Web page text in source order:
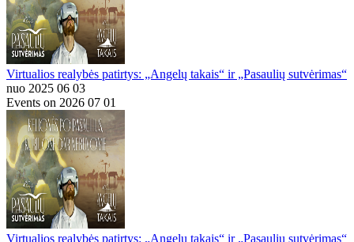
Virtualios realybės patirtys: „Angelų takais“ ir „Pasaulių sutvėrimas“
nuo 2025 06 03
Events on 2026 07 01
Virtualios realybės patirtys: „Angelų takais“ ir „Pasaulių sutvėrimas“